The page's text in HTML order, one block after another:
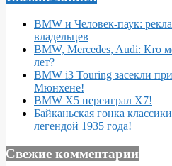
BMW и Человек-паук:
владельцев
BMW, Mercedes, Audi: Кто
лет?
BMW i3 Touring засекли
Мюнхене!
BMW X5 переиграл X7!
Байканьская гонка
легендой 1935 года!
Свежие комментарии